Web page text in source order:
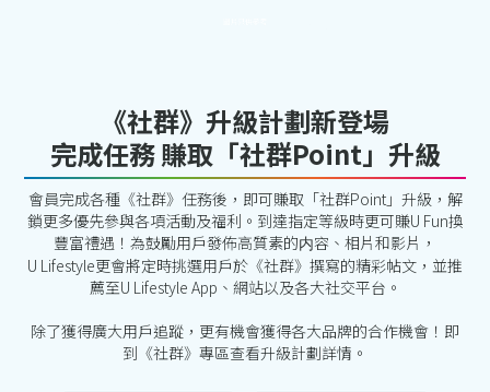
《社群》升級計劃新登場
完成任務 賺取「社群Point」升級
會員完成各種《社群》任務後，即可賺取「社群Point」升級，解
鎖更多優先參與各項活動及福利。到達指定等級時更可賺U Fun換
豐富禮遇！為鼓勵用戶發佈高質素的内容、相片和影片，
U Lifestyle更會將定時挑選用戶於《社群》撰寫的精彩帖文，並推
薦至U Lifestyle App、網站以及各大社交平台。
除了獲得廣大用戶追蹤，更有機會獲得各大品牌的合作機會！即
到《社群》專區查看升級計劃詳情。